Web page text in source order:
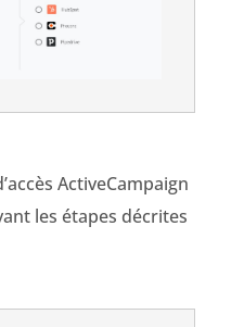
ActiveCampaign
les étapes décrites